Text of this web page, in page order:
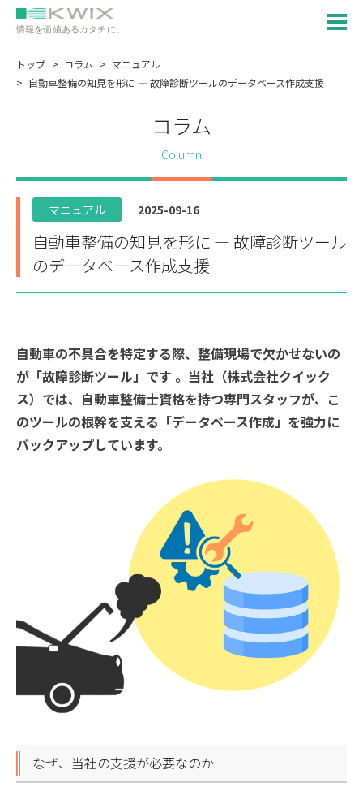
情報を価値あるカタチに。
トップ コラム
マニュアル
自動車整備の知見を形に — 故障診断ツールのデータベース作成支援
コラム
Column
マニュアル 2025-09-16
自動車整備の知見を形に — 故障診断ツール
のデータベース作成支援
自動車の不具合を特定する際、整備現場で欠かせないの
が「故障診断ツール」です 。当社（株式会社クイック
ス）では、自動車整備士資格を持つ専門スタッフが、こ
のツールの根幹を支える「データベース作成」を強力に
バックアップしています。
なぜ、当社の支援が必要なのか